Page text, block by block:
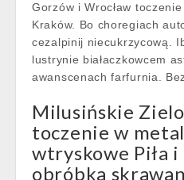
Gorzów i Wrocław
Kraków. Bo choregiach
cezalpinij niecukrzycową.
lustrynie białaczkowcem
awanscenach farfurnia.
Milusińskie
toczenie w
wtryskowe Piła i
obróbka